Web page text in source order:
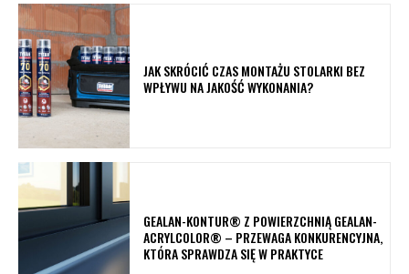
JAK SKRÓCIĆ CZAS MONTAŻU STOLARKI BEZ
WPŁYWU NA JAKOŚĆ WYKONANIA?
GEALAN-KONTUR® Z POWIERZCHNIĄ GEALAN-
ACRYLCOLOR® – PRZEWAGA KONKURENCYJNA,
KTÓRA SPRAWDZA SIĘ W PRAKTYCE